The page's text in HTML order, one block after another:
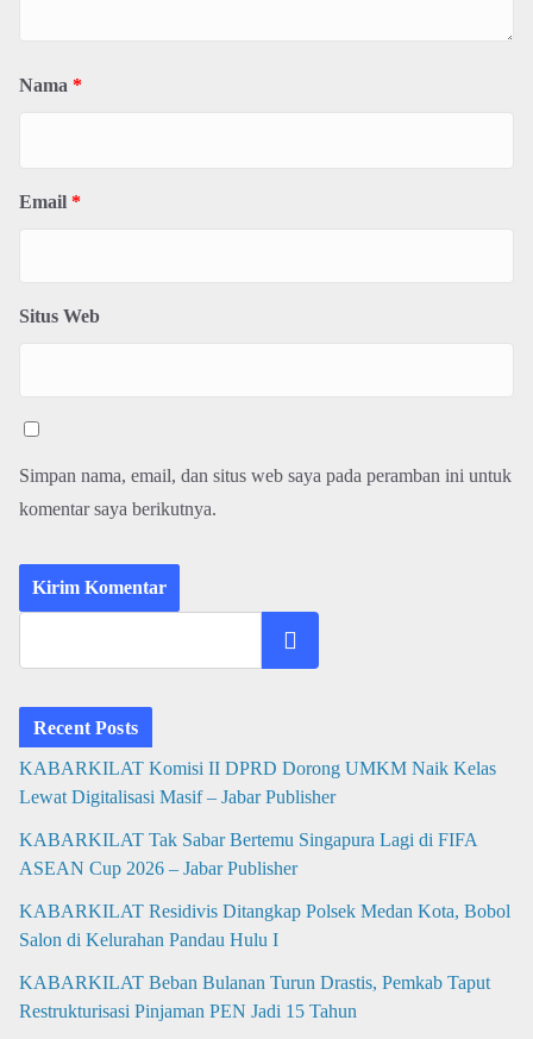
Nama *
Email *
Situs Web
Simpan nama, email, dan situs web saya pada peramban ini untuk
komentar saya berikutnya.
Cari
Recent Posts
KABARKILAT Komisi II DPRD Dorong UMKM Naik Kelas
Lewat Digitalisasi Masif – Jabar Publisher
KABARKILAT Tak Sabar Bertemu Singapura Lagi di FIFA
ASEAN Cup 2026 – Jabar Publisher
KABARKILAT Residivis Ditangkap Polsek Medan Kota, Bobol
Salon di Kelurahan Pandau Hulu I
KABARKILAT Beban Bulanan Turun Drastis, Pemkab Taput
Restrukturisasi Pinjaman PEN Jadi 15 Tahun‎